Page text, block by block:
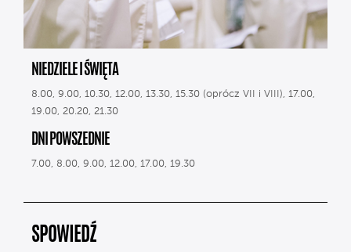
NIEDZIELE I ŚWIĘTA
8.00, 9.00, 10.30, 12.00, 13.30, 15.30 (oprócz VII i VIII), 17.00,
19.00, 20.20, 21.30
DNI POWSZEDNIE
7.00, 8.00, 9.00, 12.00, 17.00, 19.30
SPOWIEDŹ